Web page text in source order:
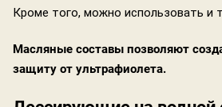
Кроме того, можно использовать и
Масляные составы позволяют
защиту от ультрафиолета.